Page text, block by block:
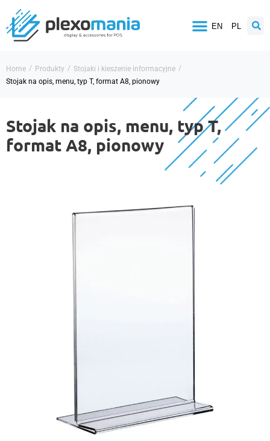
EN PL
Home / Produkty / Stojaki i kieszenie informacyjne /
Stojak na opis, menu, typ T, format A8, pionowy
Stojak na opis, menu, typ T,
format A8, pionowy